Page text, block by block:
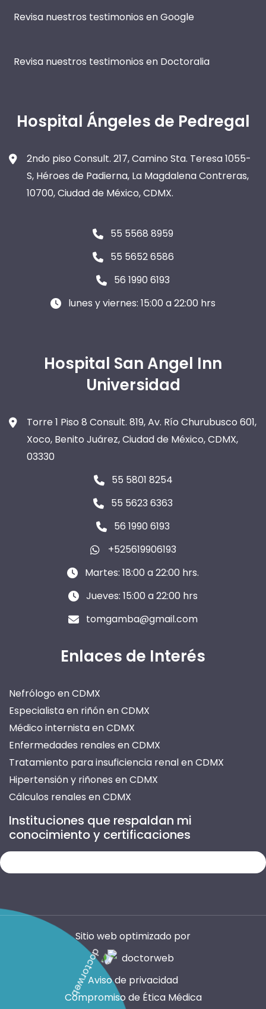
Revisa nuestros testimonios en Google
Revisa nuestros testimonios en Doctoralia
Hospital Ángeles de Pedregal
2ndo piso Consult. 217, Camino Sta. Teresa 1055-
S, Héroes de Padierna, La Magdalena Contreras,
10700, Ciudad de México, CDMX.
55 5568 8959
55 5652 6586
56 1990 6193
lunes y viernes: 15:00 a 22:00 hrs
Hospital San Angel Inn
Universidad
Torre 1 Piso 8 Consult. 819, Av. Río Churubusco 601,
Xoco, Benito Juárez, Ciudad de México, CDMX,
03330
55 5801 8254
55 5623 6363
56 1990 6193
+525619906193
Martes: 18:00 a 22:00 hrs.
Jueves: 15:00 a 22:00 hrs
tomgamba@gmail.com
Enlaces de Interés
Nefrólogo en CDMX
Especialista en riñón en CDMX
Médico internista en CDMX
Enfermedades renales en CDMX
Tratamiento para insuficiencia renal en CDMX
Hipertensión y riñones en CDMX
Cálculos renales en CDMX
Prevención de enfermedades renales en CDMX
Atención para insuficiencia renal en CDMX
Tratamiento de nefritis en CDMX
Médico especialista en riñones en CDMX
Evaluación de función renal en CDMX
Daño renal por diabetes en CDMX
Control de presión arterial en CDMX
Glomerulonefritis en CDMX
Tratamiento de proteinuria en CDMX
Instituciones que respaldan mi
conocimiento y certificaciones
Sitio web optimizado por
Aviso de privacidad
Compromiso de Ética Médica